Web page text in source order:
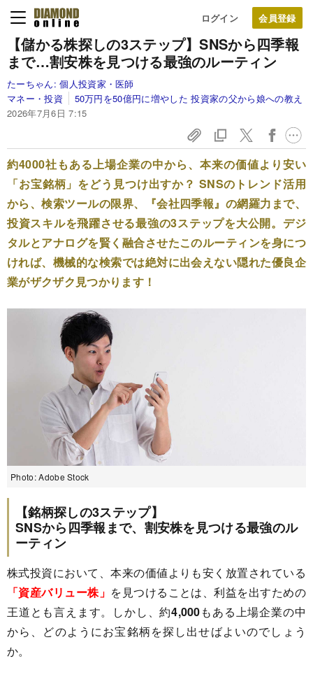
ログイン
【儲かる株探しの3ステップ】SNSから四季報
まで…割安株を見つける最強のルーティン
たーちゃん:個人投資家・医師
マネー・投資
50万円を50億円に増やした 投資家の父から娘への教え
2026年7月6日 7:15
約4000社もある上場企業の中から、本来の価値より安い
「お宝銘柄」をどう見つけ出すか？ SNSのトレンド活用
から、検索ツールの限界、『会社四季報』の網羅力まで、
投資スキルを飛躍させる最強の3ステップを大公開。デジ
タルとアナログを賢く融合させたこのルーティンを身につ
ければ、機械的な検索では絶対に出会えない隠れた優良企
業がザクザク見つかります！
Photo: Adobe Stock
【銘柄探しの3ステップ】
SNSから四季報まで、割安株を見つける最強のル
ーティン
株式投資において、本来の価値よりも安く放置されている
「資産バリュー株」 を見つけることは、利益を出すための
王道とも言えます。しかし、約4,000もある上場企業の中
から、どのようにお宝銘柄を探し出せばよいのでしょう
か。